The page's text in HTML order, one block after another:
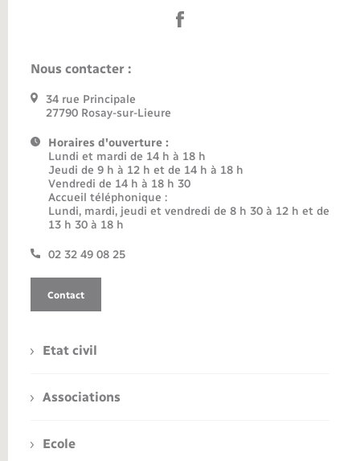
Nous contacter :
34 rue Principale
27790 Rosay-sur-Lieure
Horaires d'ouverture :
Lundi et mardi de 14 h à 18 h
Jeudi de 9 h à 12 h et de 14 h à 18 h
Vendredi de 14 h à 18 h 30
Accueil téléphonique :
Lundi, mardi, jeudi et vendredi de 8 h 30 à 12 h et de
13 h 30 à 18 h
02 32 49 08 25
Contact
Etat civil
Associations
Ecole